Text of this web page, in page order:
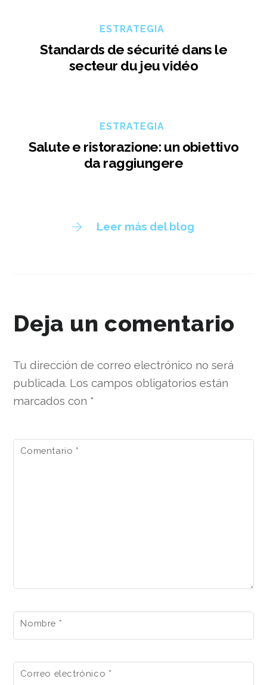
ESTRATEGIA
Standards de sécurité dans le
secteur du jeu vidéo
ESTRATEGIA
Salute e ristorazione: un obiettivo
da raggiungere
Leer más del blog
Deja un comentario
Tu dirección de correo electrónico no será
publicada. Los campos obligatorios están
marcados con *
Comentario *
Nombre *
Correo electrónico *